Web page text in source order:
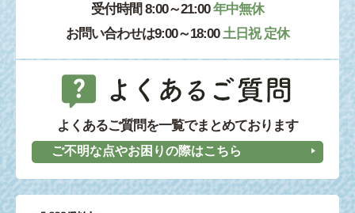
受付時間 8:00～21:00年中無休
お問い合わせは9:00～18:00 土日祝 定休
よくあるご質問を一覧でまとめております
ご不明な点やお困りの際はこちら